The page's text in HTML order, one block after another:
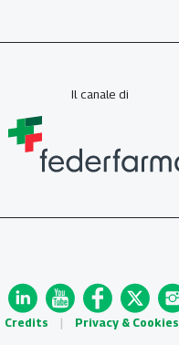
Il canale di
Credits | Privacy & Cookies